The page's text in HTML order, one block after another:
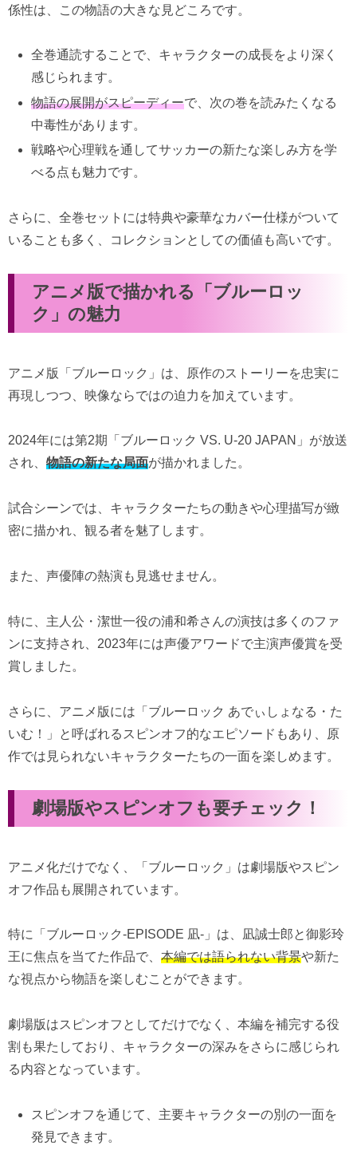
係性は、この物語の大きな見どころです。
全巻通読することで、キャラクターの成長をより深く
感じられます。
物語の展開がスピーディーで、次の巻を読みたくなる
中毒性があります。
戦略や心理戦を通してサッカーの新たな楽しみ方を学
べる点も魅力です。
さらに、全巻セットには特典や豪華なカバー仕様がついて
いることも多く、コレクションとしての価値も高いです。
アニメ版で描かれる「ブルーロッ
ク」の魅力
アニメ版「ブルーロック」は、原作のストーリーを忠実に
再現しつつ、映像ならではの迫力を加えています。
2024年には第2期「ブルーロック VS. U-20 JAPAN」が放送
され、 物語の新たな局面が描かれました。
試合シーンでは、キャラクターたちの動きや心理描写が緻
密に描かれ、観る者を魅了します。
また、声優陣の熱演も見逃せません。
特に、主人公・潔世一役の浦和希さんの演技は多くのファ
ンに支持され、2023年には声優アワードで主演声優賞を受
賞しました。
さらに、アニメ版には「ブルーロック あでぃしょなる・た
いむ！」と呼ばれるスピンオフ的なエピソードもあり、原
作では見られないキャラクターたちの一面を楽しめます。
劇場版やスピンオフも要チェック！
アニメ化だけでなく、「ブルーロック」は劇場版やスピン
オフ作品も展開されています。
特に「ブルーロック-EPISODE 凪-」は、凪誠士郎と御影玲
王に焦点を当てた作品で、 本編では語られない背景や新た
な視点から物語を楽しむことができます。
劇場版はスピンオフとしてだけでなく、本編を補完する役
割も果たしており、キャラクターの深みをさらに感じられ
る内容となっています。
スピンオフを通じて、主要キャラクターの別の一面を
発見できます。